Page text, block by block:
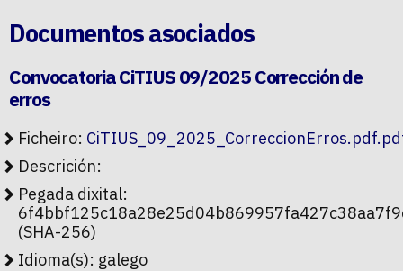
Documentos asociados
Convocatoria CiTIUS 09/2025 Corrección de
erros
Ficheiro:
Descrición:
Pegada dixital:
(SHA-256)
Idioma(s): galego